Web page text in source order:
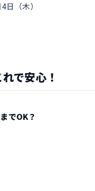
日（木）
で安心！
でOK？